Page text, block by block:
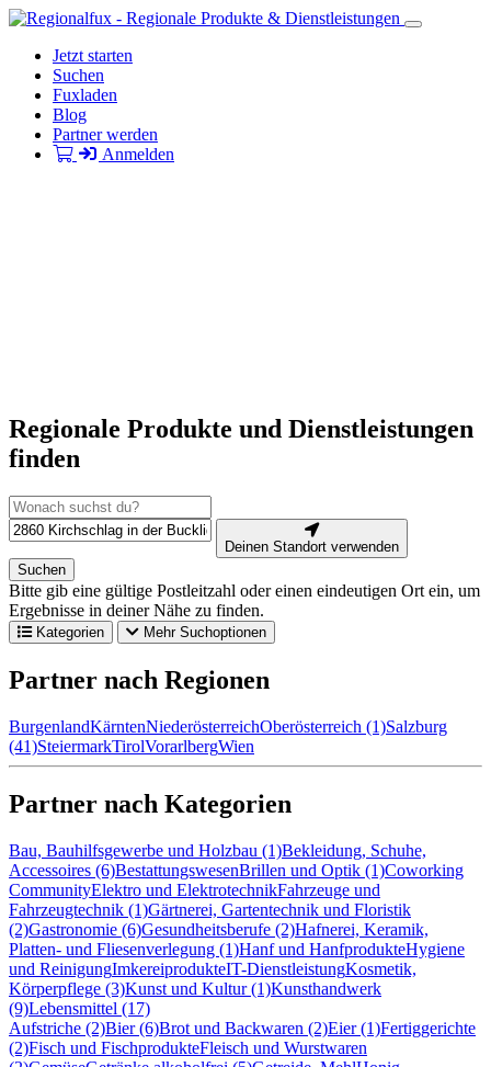
Jetzt starten
Suchen
Fuxladen
Blog
Partner werden
Anmelden
Regionale Produkte und Dienstleistungen
finden
Deinen Standort verwenden
Suchen
Bitte gib eine gültige Postleitzahl oder einen eindeutigen Ort ein, um
Ergebnisse in deiner Nähe zu finden.
Kategorien Mehr Suchoptionen
Partner nach Regionen
BurgenlandKärntenNiederösterreichOberösterreich (1)Salzburg
(41)SteiermarkTirolVorarlbergWien
Partner nach Kategorien
Bau, Bauhilfsgewerbe und Holzbau (1)Bekleidung, Schuhe,
Accessoires (6)BestattungswesenBrillen und Optik (1)Coworking
CommunityElektro und ElektrotechnikFahrzeuge und
Fahrzeugtechnik (1)Gärtnerei, Gartentechnik und Floristik
(2)Gastronomie (6)Gesundheitsberufe (2)Hafnerei, Keramik,
Platten- und Fliesenverlegung (1)Hanf und HanfprodukteHygiene
und ReinigungImkereiprodukteIT-DienstleistungKosmetik,
Körperpflege (3)Kunst und Kultur (1)Kunsthandwerk
(9)Lebensmittel (17)
Aufstriche (2)Bier (6)Brot und Backwaren (2)Eier (1)Fertiggerichte
(2)Fisch und FischprodukteFleisch und Wurstwaren